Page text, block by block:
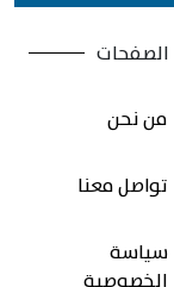
الصفحات
من نحن
تواصل معنا
سياسة